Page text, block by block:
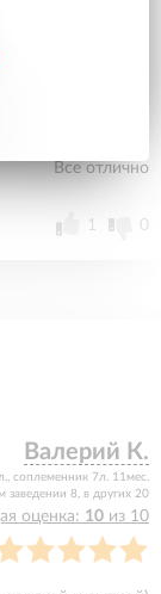
заведении 3, в других 0
Все отлично
1 0
Валерий К.
соплеменник 7л. 11мес.
заведении 8, в других 20
оценка: 10 из 10